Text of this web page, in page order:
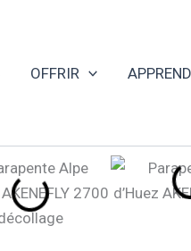
OFFRIR